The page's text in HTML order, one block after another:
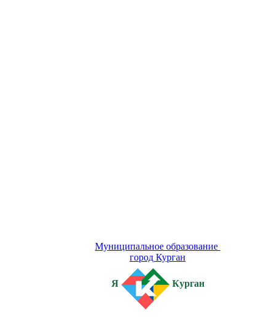
Муниципальное образование
город Курган
Я Курган